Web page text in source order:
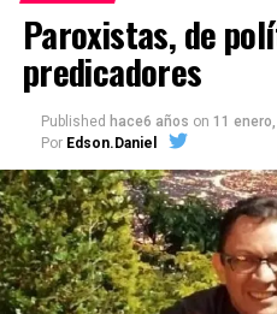
Paroxistas, de
predicadores
Published hace6 años on 11 enero,
Por Edson.Daniel